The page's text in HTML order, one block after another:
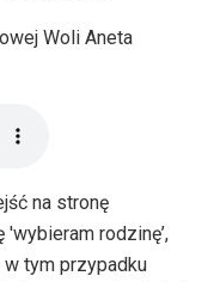
Woli Aneta
na stronę
rodzinę’,
tym przypadku